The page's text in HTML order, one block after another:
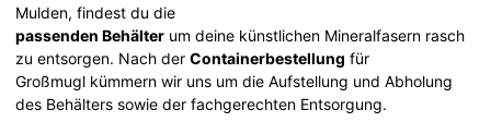
Mulden, findest du die
passenden Behälter um deine künstlichen Mineralfasern rasch
zu entsorgen. Nach derContainerbestellung für
Großmugl kümmern wir uns um die Aufstellung und Abholung
des Behälters sowie der fachgerechten Entsorgung.